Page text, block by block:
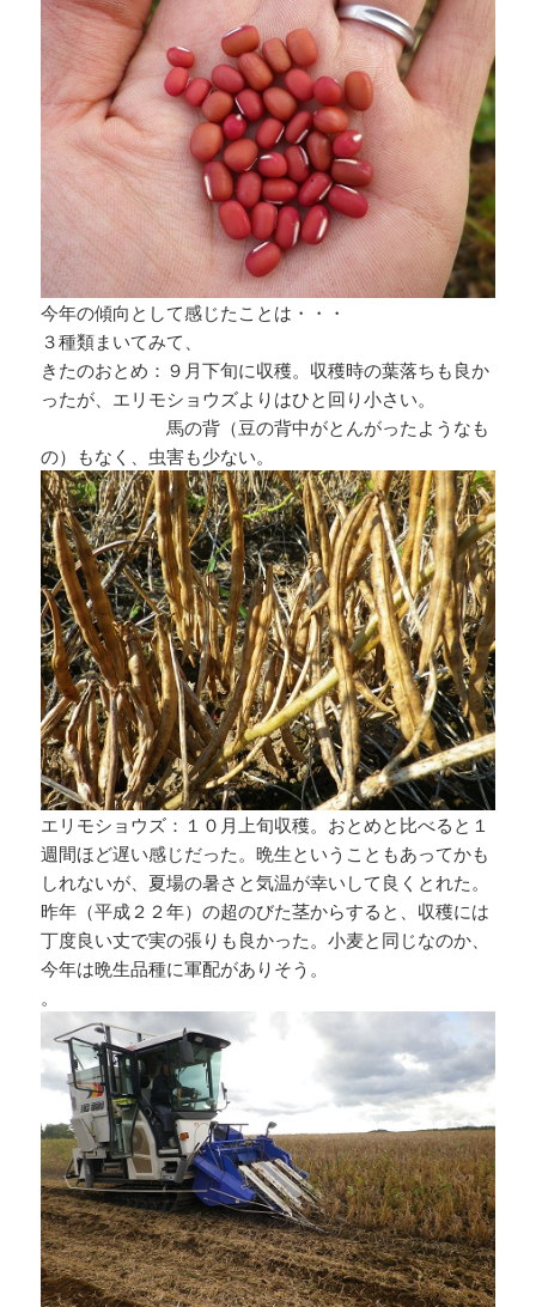
今年の傾向として感じたことは・・・
３種類まいてみて、
きたのおとめ：９月下旬に収穫。収穫時の葉落ちも良か
ったが、エリモショウズよりはひと回り小さい。
馬の背（豆の背中がとんがったようなも
の）もなく、虫害も少ない。
エリモショウズ：１０月上旬収穫。おとめと比べると１
週間ほど遅い感じだった。晩生ということもあってかも
しれないが、夏場の暑さと気温が幸いして良くとれた。
昨年（平成２２年）の超のびた茎からすると、収穫には
丁度良い丈で実の張りも良かった。小麦と同じなのか、
今年は晩生品種に軍配がありそう。
。